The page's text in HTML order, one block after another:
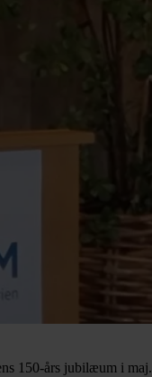
150-års jubilæum i maj.